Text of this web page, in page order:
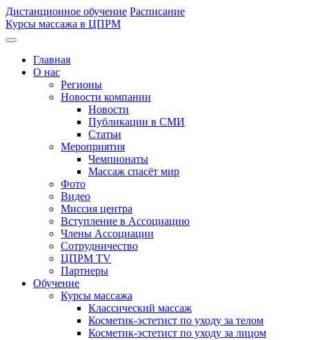
Дистанционное обучение Расписание
Курсы массажа в ЦПРМ
Главная
О нас
Регионы
Новости компании
Новости
Публикации в СМИ
Статьи
Мероприятия
Чемпионаты
Массаж спасёт мир
Фото
Видео
Миссия центра
Вступление в Ассоциацию
Члены Ассоциации
Сотрудничество
ЦПРМ TV
Партнеры
Oбучение
Курсы массажа
Классический массаж
Косметик-эстетист по уходу за телом
Косметик-эстетист по уходу за лицом